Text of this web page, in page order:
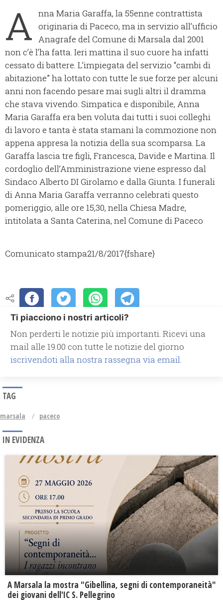
A nna Maria Garaffa, la 55enne contrattista
originaria di Paceco, ma in servizio all’ufficio
Anagrafe del Comune di Marsala dal 2001
non c’è l’ha fatta. Ieri mattina il suo cuore ha infatti
cessato di battere. L’impiegata del servizio “cambi di
abitazione” ha lottato con tutte le sue forze per alcuni
anni non facendo pesare mai sugli altri il dramma
che stava vivendo. Simpatica e disponibile, Anna
Maria Garaffa era ben voluta dai tutti i suoi colleghi
di lavoro e tanta è stata stamani la commozione non
appena appresa la notizia della sua scomparsa. La
Garaffa lascia tre figli, Francesca, Davide e Martina. Il
cordoglio dell’Amministrazione viene espresso dal
Sindaco Alberto DI Girolamo e dalla Giunta. I funerali
di Anna Maria Garaffa verranno celebrati questo
pomeriggio, alle ore 15,30, nella Chiesa Madre,
intitolata a Santa Caterina, nel Comune di Paceco
Comunicato stampa21/8/2017{fshare}
Ti piacciono i nostri articoli?
Non perderti le notizie più importanti. Ricevi una
mail alle 19.00 con tutte le notizie del giorno
iscrivendoti alla nostra rassegna via email.
TAG
marsala paceco
IN EVIDENZA
A Marsala la mostra "Gibellina, segni di contemporaneità"
dei giovani dell'IC S. Pellegrino